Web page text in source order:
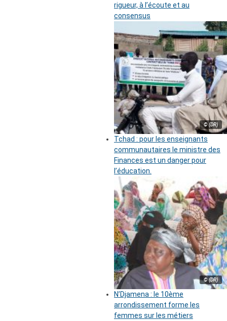
rigueur, à l’écoute et au
consensus
© (DR)
Tchad : pour les enseignants
communautaires le ministre des
Finances est un danger pour
l’éducation.
© (DR)
N’Djamena : le 10ème
arrondissement forme les
femmes sur les métiers